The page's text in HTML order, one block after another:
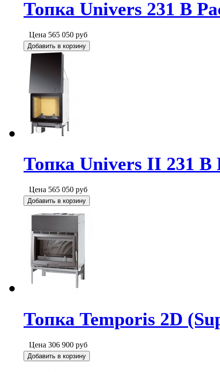
Топка Univers 231 B
Цена 565 050 руб
Добавить в корзину
Топка Univers II 231 B
Цена 565 050 руб
Добавить в корзину
Топка Temporis 2D
Цена 306 900 руб
Добавить в корзину